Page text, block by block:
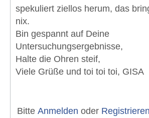
spekuliert ziellos herum, das
nix.
Bin gespannt auf Deine
Untersuchungsergebnisse,
Halte die Ohren steif,
Viele Grüße und toi toi toi, GISA
Bitte Anmelden oder Registrieren